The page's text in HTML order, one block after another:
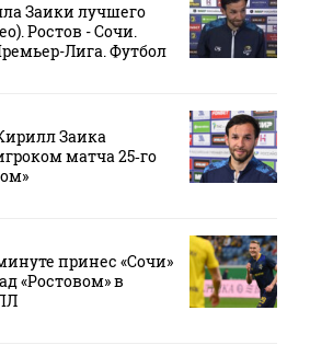
Заики лучшего
Ростов - Сочи.
Лига. Футбол
Заика
матча 25‑го
принес «Сочи»
«Ростовом» в